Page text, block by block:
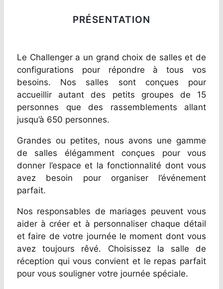
PRÉSENTATION
Le Challenger a un grand choix de salles et de
configurations pour répondre à tous vos
besoins. Nos salles sont conçues pour
accueillir autant des petits groupes de 15
personnes que des rassemblements allant
jusqu’à 650 personnes.
Grandes ou petites, nous avons une gamme
de salles élégamment conçues pour vous
donner l’espace et la fonctionnalité dont vous
avez besoin pour organiser l’événement
parfait.
Nos responsables de mariages peuvent vous
aider à créer et à personnaliser chaque détail
et faire de votre journée le moment dont vous
avez toujours rêvé. Choisissez la salle de
réception qui vous convient et le repas parfait
pour vous souligner votre journée spéciale.